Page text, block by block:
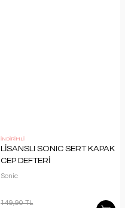
İNDİRİMLİ
LİSANSLI SONIC SERT KAPAK
CEP DEFTERİ
Sonic
149,90 TL